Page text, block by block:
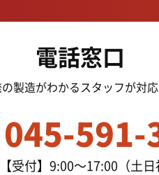
電話窓口
製造がわかるスタッフが対
045-591-
【受付】9:00～17:00（土日